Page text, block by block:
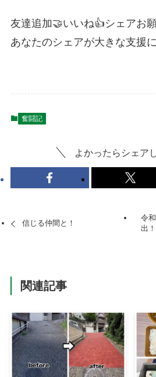
友達追加🤝いいね👍シェアお
あなたのシェアが大きな支援
奮闘記
よかったらシェア
信じる仲間と！
令
出！
関連記事